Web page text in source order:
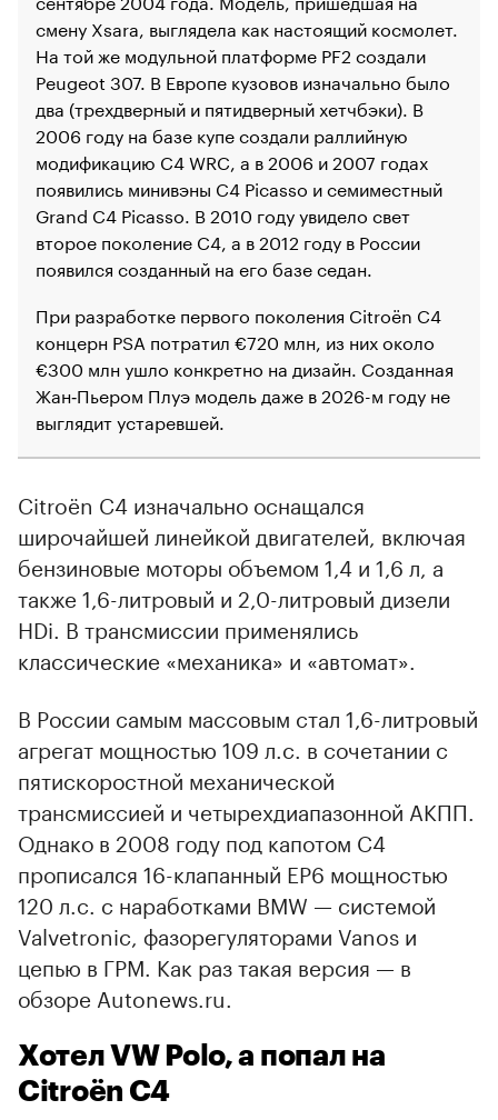
смену Xsara, выглядела как настоящий космолет.
На той же модульной платформе PF2 создали
Peugeot 307. В Европе кузовов изначально было
два (трехдверный и пятидверный хетчбэки). В
2006 году на базе купе создали раллийную
модификацию C4 WRC, а в 2006 и 2007 годах
появились минивэны C4 Picasso и семиместный
Grand C4 Picasso. В 2010 году увидело свет
второе поколение C4, а в 2012 году в России
появился созданный на его базе седан.
При разработке первого поколения Citroёn C4
концерн PSA потратил €720 млн, из них около
€300 млн ушло конкретно на дизайн. Созданная
Жан‑Пьером Плуэ модель даже в 2026-м году не
выглядит устаревшей.
Citroёn C4 изначально оснащался
широчайшей линейкой двигателей, включая
бензиновые моторы объемом 1,4 и 1,6 л, а
также 1,6-литровый и 2,0-литровый дизели
HDi. В трансмиссии применялись
классические «механика» и «автомат».
В России самым массовым стал 1,6-литровый
агрегат мощностью 109 л.с. в сочетании с
пятискоростной механической
трансмиссией и четырехдиапазонной АКПП.
Однако в 2008 году под капотом С4
прописался 16-клапанный EP6 мощностью
120 л.с. с наработками BMW — системой
Valvetronic, фазорегуляторами Vanos и
цепью в ГРМ. Как раз такая версия — в
обзоре Autonews.ru.
Хотел VW Polo, а попал на
Citroёn C4